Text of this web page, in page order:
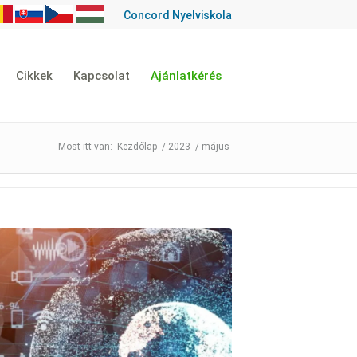
Concord Nyelviskola
Cikkek Kapcsolat Ajánlatkérés
Kezdőlap / 2023 / május